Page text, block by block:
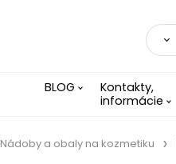
BLOG
Kontakty,
informácie
Nádoby a obaly na kozmetiku